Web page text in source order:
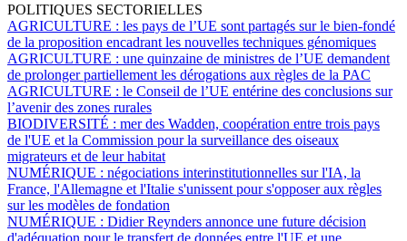
POLITIQUES SECTORIELLES
AGRICULTURE : les pays de l’UE sont partagés sur le bien-fondé
de la proposition encadrant les nouvelles techniques génomiques
AGRICULTURE : une quinzaine de ministres de l’UE demandent
de prolonger partiellement les dérogations aux règles de la PAC
AGRICULTURE : le Conseil de l’UE entérine des conclusions sur
l’avenir des zones rurales
BIODIVERSITÉ : mer des Wadden, coopération entre trois pays
de l'UE et la Commission pour la surveillance des oiseaux
migrateurs et de leur habitat
NUMÉRIQUE : négociations interinstitutionnelles sur l'IA, la
France, l'Allemagne et l'Italie s'unissent pour s'opposer aux règles
sur les modèles de fondation
NUMÉRIQUE : Didier Reynders annonce une future décision
d'adéquation pour le transfert de données entre l'UE et une